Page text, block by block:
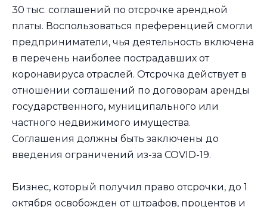
30 тыс. соглашений по отсрочке арендной
платы. Воспользоваться преференцией смогли
предприниматели, чья деятельность включена
в перечень наиболее пострадавших от
коронавируса отраслей. Отсрочка действует в
отношении соглашений по договорам аренды
государственного, муниципального или
частного недвижимого имущества.
Соглашения должны быть заключены до
введения ограничений из-за COVID-19.
Бизнес, который получил право отсрочки, до 1
октября освобожден от штрафов, процентов и